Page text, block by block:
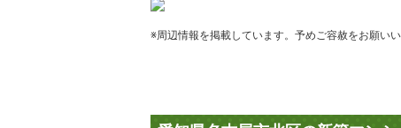
※周辺情報を掲載しています。予めご容赦をお願いい